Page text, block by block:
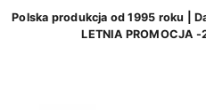
Polska produkcja od 1995 roku |
LETNIA PROMOCJA -